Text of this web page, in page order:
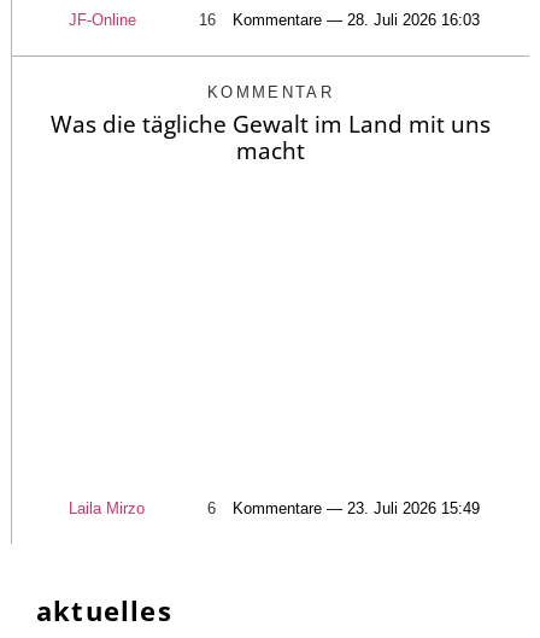
JF-Online 16 Kommentare — 28. Juli 2026 16:03
KOMMENTAR
Was die tägliche Gewalt im Land mit uns
macht
Laila Mirzo 6 Kommentare — 23. Juli 2026 15:49
aktuelles